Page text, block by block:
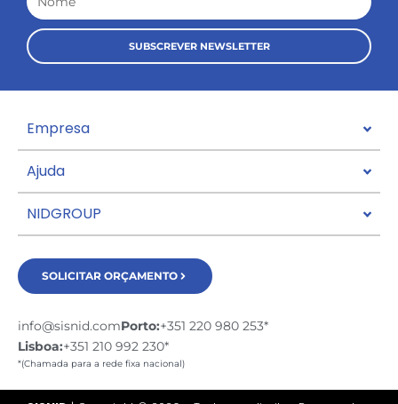
SUBSCREVER NEWSLETTER
Empresa
Ajuda
NIDGROUP
SOLICITAR ORÇAMENTO
info@sisnid.comPorto:+351 220 980 253*
Lisboa:+351 210 992 230*
*(Chamada para a rede fixa nacional)